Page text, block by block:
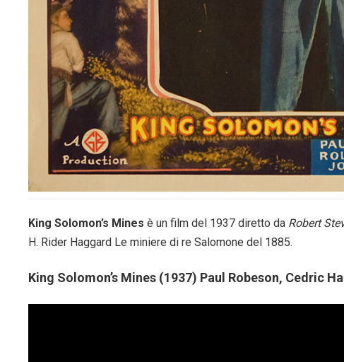
King Solomon’s Mines è un film del 1937 diretto da Robert
H. Rider Haggard Le miniere di re Salomone del 1885.
King Solomon’s Mines (1937) Paul Robeson, Cedric